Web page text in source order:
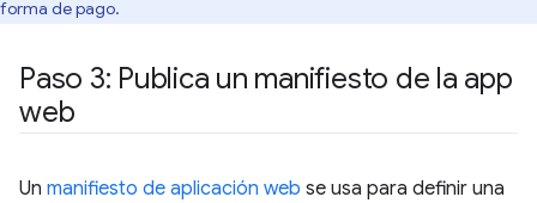
forma de pago.
Paso 3: Publica un manifiesto de la app
web
Un manifiesto de aplicación web se usa para definir una